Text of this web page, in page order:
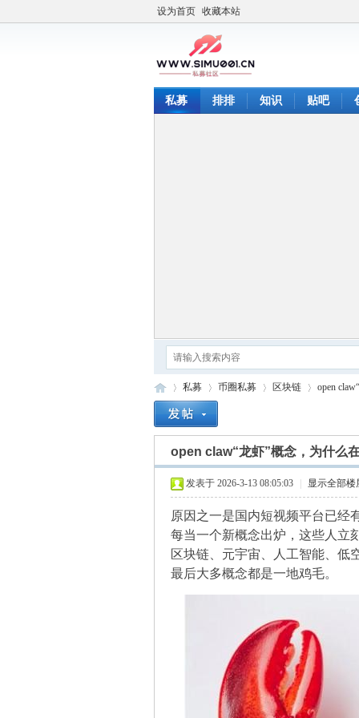
设为首页 收藏本站
私募 排排 知识 贴吧
»
私募 币圈私募
›
区块链
›
open
open claw“龙虾”概念，为什么
发表于 2026-3-13 08:05:03 显示全部楼
原因之一是国内短视频平台已经
每当一个新概念出炉，这些人立
区块链、元宇宙、人工智能、低
最后大多概念都是一地鸡毛。